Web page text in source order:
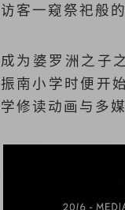
访客一窥祭祀般
成为婆罗洲之子
振南小学时便开
学修读动画与多媒